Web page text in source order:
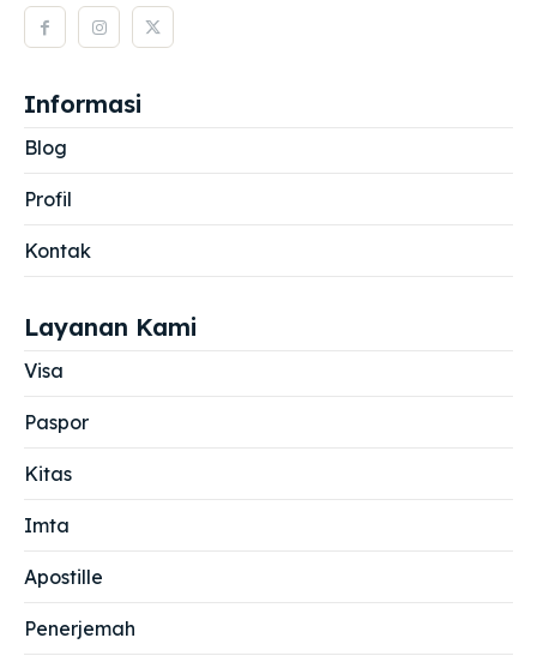
Informasi
Blog
Profil
Kontak
Layanan Kami
Visa
Paspor
Kitas
Imta
Apostille
Penerjemah